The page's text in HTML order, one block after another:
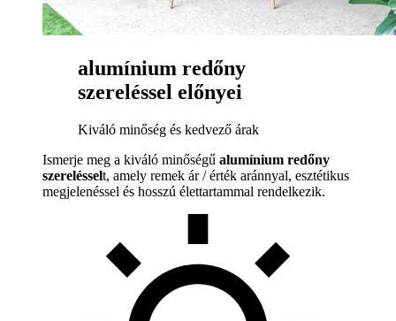
alumínium redőny
szereléssel előnyei
Kiváló minőség és kedvező árak
Ismerje meg a kiváló minőségű alumínium redőny
szerelésselt, amely remek ár / érték aránnyal, esztétikus
megjelenéssel és hosszú élettartammal rendelkezik.